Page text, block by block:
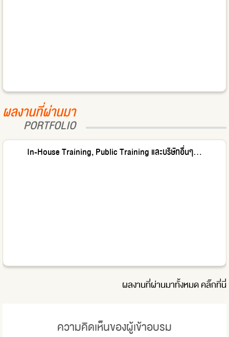
ผลงานที่ผ่านมา
PORTFOLIO
In-House Training, Public Training และบริษัทอื่นๆ...
ผลงานที่ผ่านมาทั้งหมดคลิ๊กที่นี่
ความคิดเห็นของผู้เข้าอบรม